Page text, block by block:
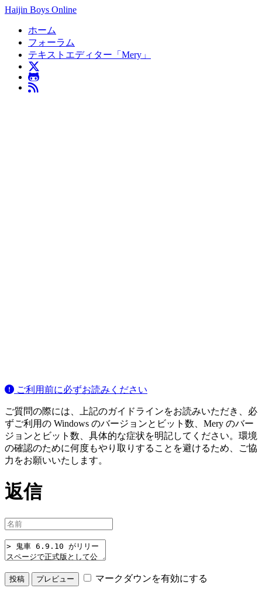
Haijin Boys Online
ホーム
フォーラム
テキストエディター「Mery」
ご利用前に必ずお読みください
ご質問の際には、上記のガイドラインをお読みいただき、必
ずご利用の Windows のバージョンとビット数、Mery のバー
ジョンとビット数、具体的な症状を明記してください。環境
の確認のために何度もやり取りすることを避けるため、ご協
力をお願いいたします。
返信
マークダウンを有効にする